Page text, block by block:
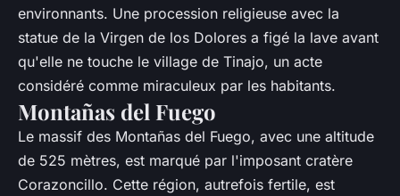
environnants. Une procession religieuse avec la
statue de la Virgen de los Dolores a figé la lave avant
qu'elle ne touche le village de Tinajo, un acte
considéré comme miraculeux par les habitants.
Montañas del Fuego
Le massif des Montañas del Fuego, avec une altitude
de 525 mètres, est marqué par l'imposant cratère
Corazoncillo. Cette région, autrefois fertile, est